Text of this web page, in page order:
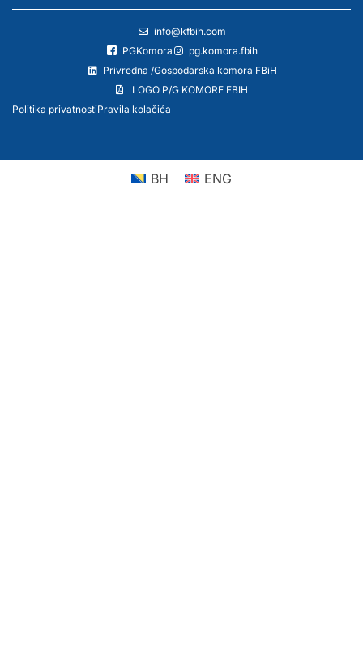
info@kfbih.com
PGKomora
pg.komora.fbih
Privredna /Gospodarska komora FBiH
LOGO P/G KOMORE FBIH
Politika privatnostiPravila kolačića
BH ENG